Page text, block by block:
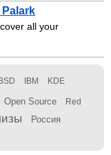
Palark
all your
IBM KDE
Open Source Red
Россия